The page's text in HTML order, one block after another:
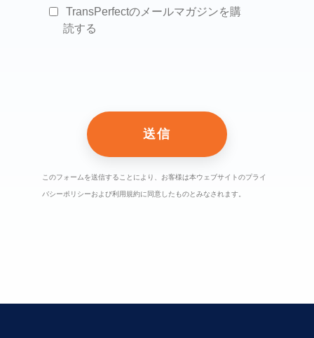
TransPerfectのメールマガジンを購
読する
このフォームを送信することにより、お客様は本ウェブサイトのプライ
バシーポリシーおよび利用規約に同意したものとみなされます。